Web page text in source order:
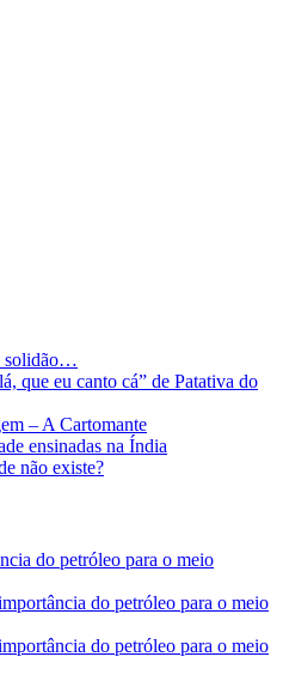
solidão…
que eu canto cá” de Patativa do
– A Cartomante
ensinadas na Índia
não existe?
do petróleo para o meio
do petróleo para o meio
do petróleo para o meio